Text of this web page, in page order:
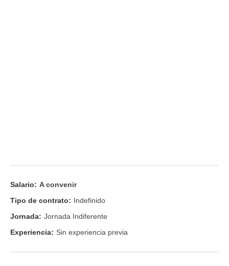
Salario: A convenir
Tipo de contrato: Indefinido
Jornada: Jornada Indiferente
Experiencia: Sin experiencia previa